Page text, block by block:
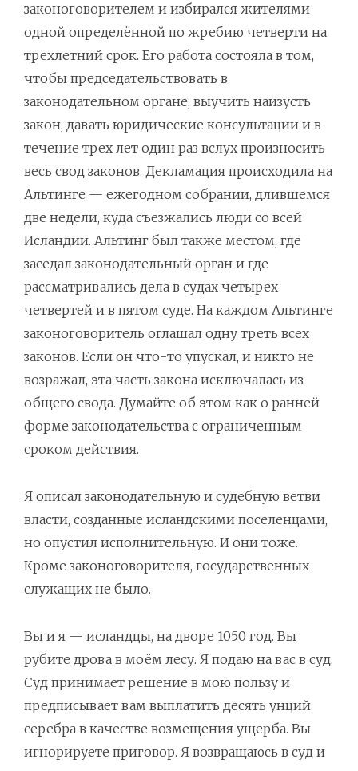
законоговорителем и избирался жителями
одной определённой по жребию четверти на
трехлетний срок. Его работа состояла в том,
чтобы председательствовать в
законодательном органе, выучить наизусть
закон, давать юридические консультации и в
течение трех лет один раз вслух произносить
весь свод законов. Декламация происходила на
Альтинге — ежегодном собрании, длившемся
две недели, куда съезжались люди со всей
Исландии. Альтинг был также местом, где
заседал законодательный орган и где
рассматривались дела в судах четырех
четвертей и в пятом суде. На каждом Альтинге
законоговоритель оглашал одну треть всех
законов. Если он что-то упускал, и никто не
возражал, эта часть закона исключалась из
общего свода. Думайте об этом как о ранней
форме законодательства с ограниченным
сроком действия.
Я описал законодательную и судебную ветви
власти, созданные исландскими поселенцами,
но опустил исполнительную. И они тоже.
Кроме законоговорителя, государственных
служащих не было.
Вы и я — исландцы, на дворе 1050 год. Вы
рубите дрова в моём лесу. Я подаю на вас в суд.
Суд принимает решение в мою пользу и
предписывает вам выплатить десять унций
серебра в качестве возмещения ущерба. Вы
игнорируете приговор. Я возвращаюсь в суд и